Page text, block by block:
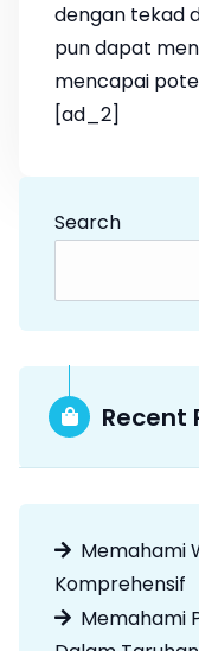
dengan tekad
pun dapat
mencapai
[ad_2]
Search
Recent
Memahami
Komprehensif
Memahami